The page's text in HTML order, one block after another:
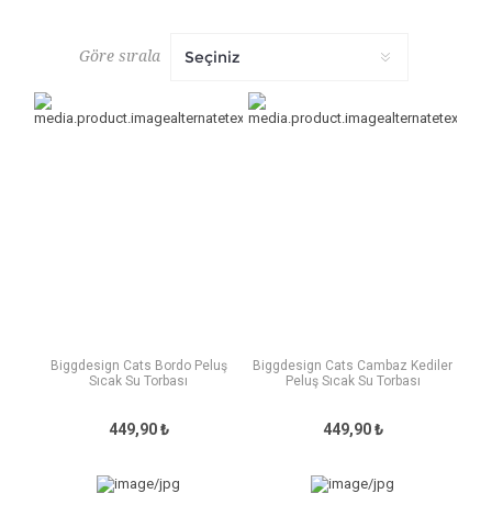
Göre sırala
Biggdesign Cats Bordo Peluş
Sıcak Su Torbası
449,90 ₺
Biggdesign Cats Cambaz Kediler
Peluş Sıcak Su Torbası
449,90 ₺